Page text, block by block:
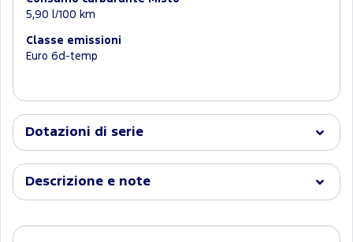
5,90 l/100 km
Classe emissioni
Euro 6d-temp
Dotazioni di serie
Descrizione e note